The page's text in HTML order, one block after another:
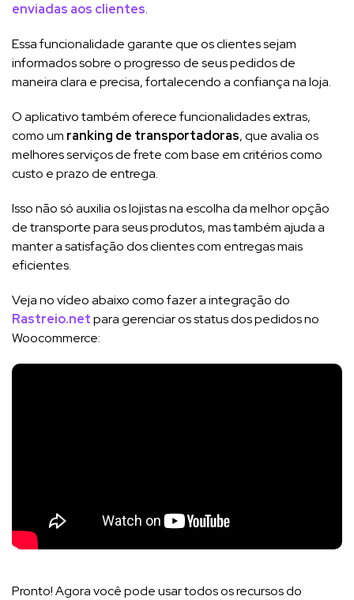
enviadas aos clientes.
Essa funcionalidade garante que os clientes sejam
informados sobre o progresso de seus pedidos de
maneira clara e precisa, fortalecendo a confiança na loja.
O aplicativo também oferece funcionalidades extras,
como um ranking de transportadoras, que avalia os
melhores serviços de frete com base em critérios como
custo e prazo de entrega.
Isso não só auxilia os lojistas na escolha da melhor opção
de transporte para seus produtos, mas também ajuda a
manter a satisfação dos clientes com entregas mais
eficientes.
Veja no vídeo abaixo como fazer a integração do
Rastreio.netpara gerenciar os status dos pedidos no
Woocommerce:
Pronto! Agora você pode usar todos os recursos do